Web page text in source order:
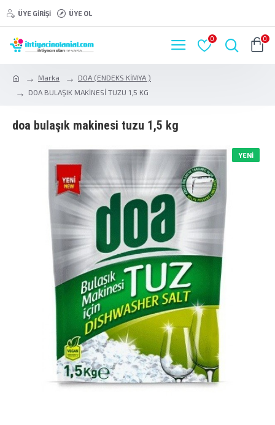
ÜYE GIRIŞI ÜYE OL
0 0
Marka
DOA (ENDEKS KİMYA )
DOA BULAŞIK MAKİNESİ TUZU 1,5 KG
doa bulaşik maki̇nesi̇ tuzu 1,5 kg
YENI